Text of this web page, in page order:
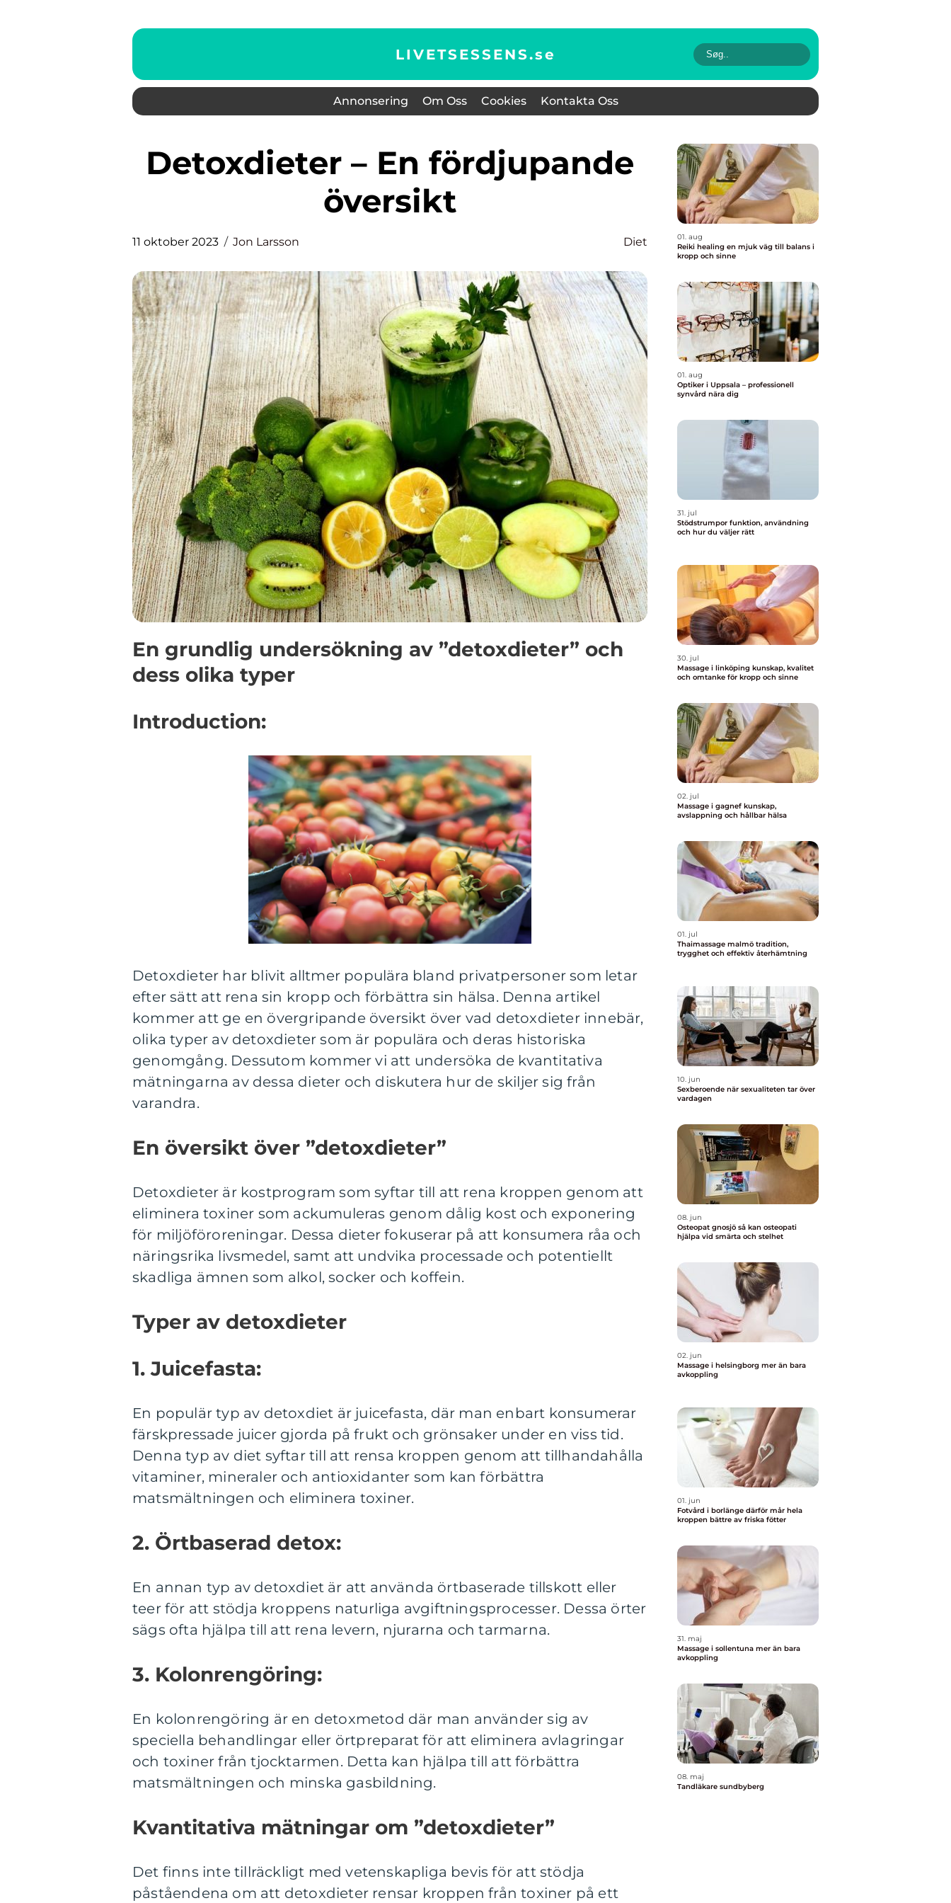
LIVETSESSENS.se
Annonsering Om Oss Cookies Kontakta Oss
Detoxdieter – En fördjupande
översikt
11 oktober 2023 Jon Larsson Diet
En grundlig undersökning av ”detoxdieter” och
dess olika typer
Introduction:
Detoxdieter har blivit alltmer populära bland privatpersoner som letar
efter sätt att rena sin kropp och förbättra sin hälsa. Denna artikel
kommer att ge en övergripande översikt över vad detoxdieter innebär,
olika typer av detoxdieter som är populära och deras historiska
genomgång. Dessutom kommer vi att undersöka de kvantitativa
mätningarna av dessa dieter och diskutera hur de skiljer sig från
varandra.
En översikt över ”detoxdieter”
Detoxdieter är kostprogram som syftar till att rena kroppen genom att
eliminera toxiner som ackumuleras genom dålig kost och exponering
för miljöföroreningar. Dessa dieter fokuserar på att konsumera råa och
näringsrika livsmedel, samt att undvika processade och potentiellt
skadliga ämnen som alkol, socker och koffein.
Typer av detoxdieter
1. Juicefasta:
En populär typ av detoxdiet är juicefasta, där man enbart konsumerar
färskpressade juicer gjorda på frukt och grönsaker under en viss tid.
Denna typ av diet syftar till att rensa kroppen genom att tillhandahålla
vitaminer, mineraler och antioxidanter som kan förbättra
matsmältningen och eliminera toxiner.
2. Örtbaserad detox:
En annan typ av detoxdiet är att använda örtbaserade tillskott eller
teer för att stödja kroppens naturliga avgiftningsprocesser. Dessa örter
sägs ofta hjälpa till att rena levern, njurarna och tarmarna.
3. Kolonrengöring:
En kolonrengöring är en detoxmetod där man använder sig av
speciella behandlingar eller örtpreparat för att eliminera avlagringar
och toxiner från tjocktarmen. Detta kan hjälpa till att förbättra
matsmältningen och minska gasbildning.
Kvantitativa mätningar om ”detoxdieter”
Det finns inte tillräckligt med vetenskapliga bevis för att stödja
påståendena om att detoxdieter rensar kroppen från toxiner på ett
01. aug
Reiki healing en mjuk väg till balans i
kropp och sinne
01. aug
Optiker i Uppsala – professionell
synvård nära dig
31. jul
Stödstrumpor funktion, användning
och hur du väljer rätt
30. jul
Massage i linköping kunskap, kvalitet
och omtanke för kropp och sinne
02. jul
Massage i gagnef kunskap,
avslappning och hållbar hälsa
01. jul
Thaimassage malmö tradition,
trygghet och effektiv återhämtning
10. jun
Sexberoende när sexualiteten tar över
vardagen
08. jun
Osteopat gnosjö så kan osteopati
hjälpa vid smärta och stelhet
02. jun
Massage i helsingborg mer än bara
avkoppling
01. jun
Fotvård i borlänge därför mår hela
kroppen bättre av friska fötter
31. maj
Massage i sollentuna mer än bara
avkoppling
08. maj
Tandläkare sundbyberg